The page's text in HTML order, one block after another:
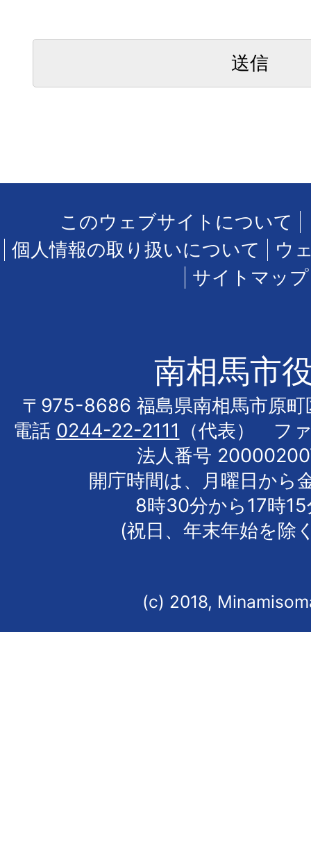
このウェブサイトについて
個人情報の取り扱いについて
ウ
サイトマップ
南相馬市
〒975-8686 福島県南相馬市原町
電話 0244-22-2111
（代表） フ
法人番号
開庁時間は、月曜日から
8時30分から17時
(祝日、年末年始を除
(c) 2018,